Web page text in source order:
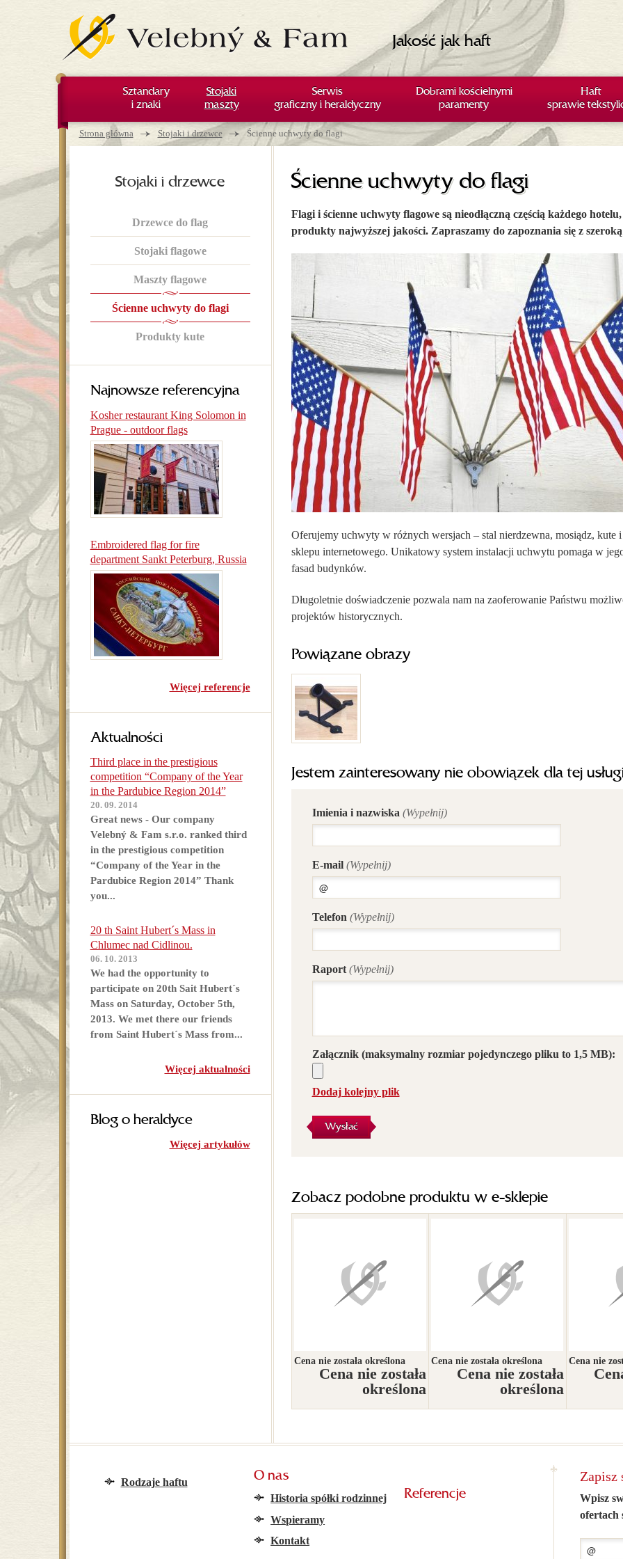
Jakość jak haft
Jesteś tutaj
Strona główna → Stojaki i drzewce → Ścienne uchwyty do flagi
Ścienne uchwyty do flagi
Flagi i ścienne uchwyty flagowe są nieodłączną częścią każdego
produkty najwyższej jakości. Zapraszamy do zapoznania się z
Oferujemy uchwyty w różnych wersjach – stal nierdzewna, mosiądz, kute
sklepu internetowego. Unikatowy system instalacji uchwytu pomaga w
fasad budynków.
Długoletnie doświadczenie pozwala nam na zaoferowanie Państwu
projektów historycznych.
Powiązane obrazy
Jestem zainteresowany nie obowiązek dla tej
Imienia i nazwiska (Wypełnij)
E-mail (Wypełnij)
Telefon (Wypełnij)
Raport (Wypełnij)
Załącznik(maksymalny rozmiar pojedynczego pliku to 1,5 MB):
Dodaj kolejny plik
Wysłać
Zobacz podobne produktu w e-sklepie
Cena nie została określona
Cena nie została
określona
Cena nie została określona
Cena nie została
określona
Cena nie
Stojaki i drzewce
Drzewce do flag
Stojaki flagowe
Maszty flagowe
Ścienne uchwyty do flagi
Produkty kute
Najnowsze referencyjna
Kosher restaurant King Solomon in
Prague - outdoor flags
Embroidered flag for fire
department Sankt Peterburg, Russia
Więcej referencje
Aktualności
Third place in the prestigious
competition “Company of the Year
in the Pardubice Region 2014”
20. 09. 2014
Great news - Our company
Velebný & Fam s.r.o. ranked third
in the prestigious competition
“Company of the Year in the
Pardubice Region 2014” Thank
you...
20 th Saint Hubert´s Mass in
Chlumec nad Cidlinou.
06. 10. 2013
We had the opportunity to
participate on 20th Sait Hubert´s
Mass on Saturday, October 5th,
2013. We met there our friends
from Saint Hubert´s Mass from...
Więcej aktualności
Blog o heraldyce
Więcej artykułów
Rodzaje haftu O nas
Historia spółki rodzinnej
Wspieramy
Kontakt
Referencje
Zapisz
Wpisz
ofertach
Sztandary
i znaki
Stojaki
maszty
Serwis
graficzny i heraldyczny
Dobrami kościelnymi
paramenty
Haft
sprawie